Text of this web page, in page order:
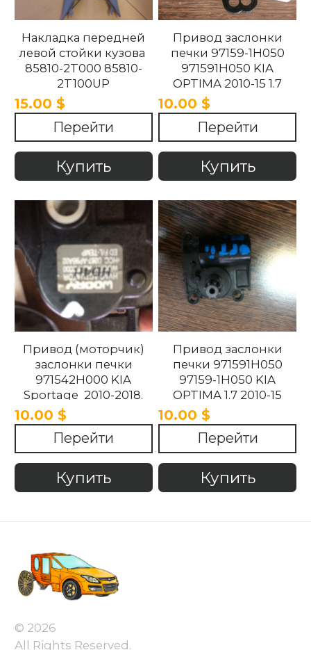
Накладка передней
левой стойки кузова
85810-2T000 85810-
2T100UP
858102T100UP
858102T000 Kia
Optima 2010 -2015.
15.00 $
Перейти
Купить
Привод заслонки
печки 97159-1H050
971591H050 KIA
OPTIMA 2010-15 1.7
10.00 $
Перейти
Купить
Привод (моторчик)
заслонки печки
971542H000 KIA
Sportage 2010-2018.
10.00 $
Перейти
Купить
Привод заслонки
печки 971591H050
97159-1H050 KIA
OPTIMA 1.7 2010-15
10.00 $
Перейти
Купить
© 2026
All Rights Reserved.